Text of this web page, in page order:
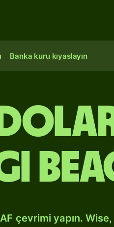
Banka kuru kıyaslayın
çevrimi yapın.